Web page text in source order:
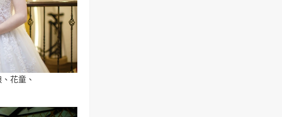
花童、